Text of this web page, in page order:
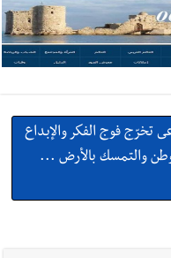
تخرّج فوج الفكر والإبداع
والتمسك بالأرض ...